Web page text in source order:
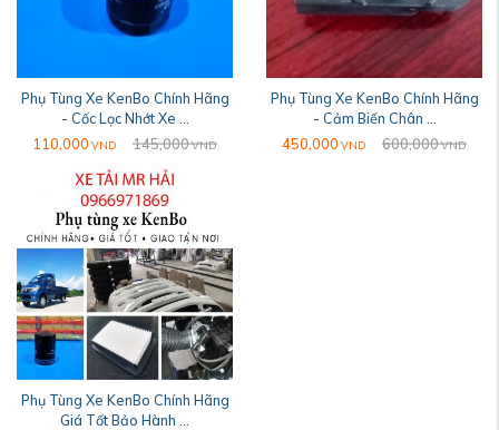
Phụ Tùng Xe KenBo Chính Hãng
- Cốc Lọc Nhớt Xe ...
110,000 VND 145,000 VND
Phụ Tùng Xe KenBo Chính Hãng
- Cảm Biến Chân ...
450,000 VND 600,000 VND
Phụ Tùng Xe KenBo Chính Hãng
Giá Tốt Bảo Hành ...